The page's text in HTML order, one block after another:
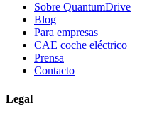
Sobre QuantumDrive
Blog
Para empresas
CAE coche eléctrico
Prensa
Contacto
Legal